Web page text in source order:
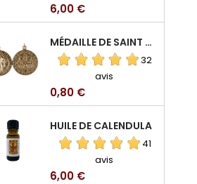
Prix
6,00 €
MÉDAILLE DE SAINT BENOIT EN ALUMINIUM
32
avis
Prix
0,80 €
HUILE DE CALENDULA
41
avis
Prix
6,00 €